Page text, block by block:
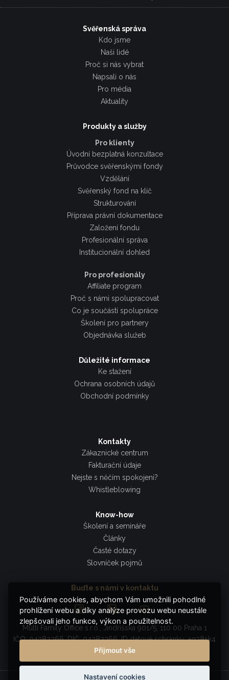
Svěřenská správa
Kdo jsme
Naši lidé
Proč si nás vybrat
Napsali o nás
Pro média
Aktuality
Produkty a služby
Pro klienty
Úvodní bezplatná konzultace
Průvodce svěřenskými fondy
Vzdělání
Svěřenský fond na klíč
Strukturování
Příprava právní dokumentace
Založení fondu
Profesionální správa
Institucionální dohled
Pro profesionály
Affiliate program
Proč s námi spolupracovat
Co je součástí spolupráce
Školení pro partnery
Objednávka služeb
Důležité informace
Ke stažení
Ochrana osobních údajů
Obchodní podmínky
Kontakty
Zákaznické centrum
Fakturační údaje
Nejste s něčím spokojeni?
Whistleblowing
Know-how
Školení a semináře
Články
Časté dotazy
Slovníček pojmů
Buďte s námi v kontaktu
Multi Family Office s.r.o., Jindřišská 901/5, 110 00 Praha 1
IČO: 04382366, DIČ: 04382366, ID datové schránky: ag38sk4
Používáme cookies, abychom Vám umožnili pohodlné
prohlížení webu a díky analýze provozu webu neustále
zlepšovali jeho funkce, výkon a použitelnost.
Přijmout vše
Nastavení cookies